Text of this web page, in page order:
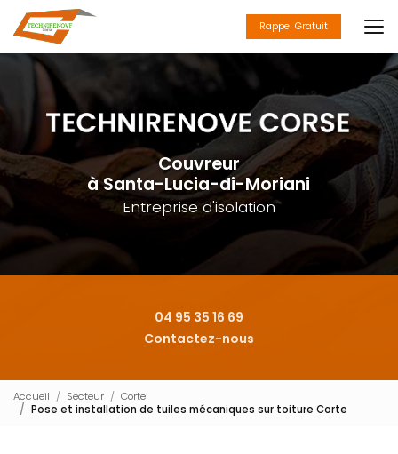
au
contenu
principal
Rappel Gratuit
Couvreur
à Santa-Lucia-di-Moriani
Entreprise d'isolation
04 95 35 16 69
Contactez-nous
Accueil Secteur
Corte
Pose et installation de tuiles mécaniques sur toiture Corte